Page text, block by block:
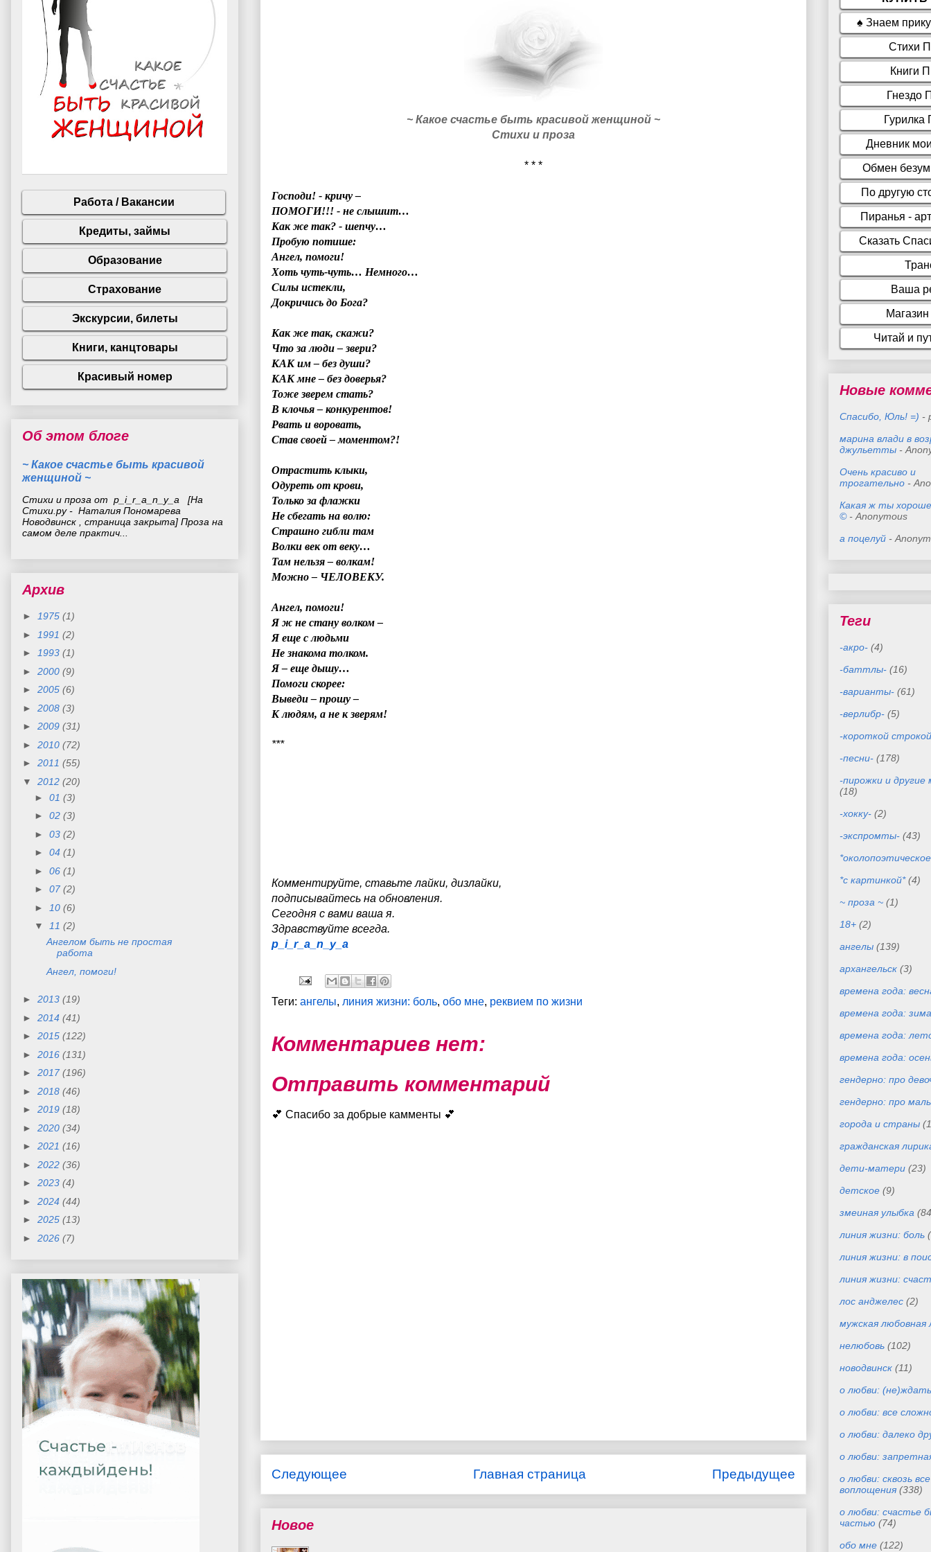
~ Какое счастье быть красивой женщиной ~
Стихи и проза
* * *
Господи! - кричу –
ПОМОГИ!!! - не слышит…
Как же так? - шепчу…
Пробую потише:
Ангел, помоги!
Хоть чуть-чуть… Немного…
Силы истекли,
Докричись до Бога?
Как же так, скажи?
Что за люди – звери?
КАК им – без души?
КАК мне – без доверья?
Тоже зверем стать?
В клочья – конкурентов!
Рвать и воровать,
Став своей – моментом?!
Отрастить клыки,
Одуреть от крови,
Только за флажки
Не сбегать на волю:
Страшно гибли там
Волки век от веку…
Там нельзя – волкам!
Можно – ЧЕЛОВЕКУ.
Ангел, помоги!
Я ж не стану волком –
Я еще с людьми
Не знакома толком.
Я – еще дышу…
Помоги скорее:
Выведи – прошу –
К людям, а не к зверям!
***
Комментируйте, ставьте лайки, дизлайки,
подписывайтесь на обновления.
Сегодня с вами ваша я.
Здравствуйте всегда.
p_i_r_a_n_y_a
Теги: ангелы, линия жизни: боль, обо мне, реквием по жизни
Комментариев нет:
Отправить комментарий
💕 Спасибо за добрые камменты 💕
Следующее Предыдущее
Главная страница
Новое
Об этом блоге
~ Какое счастье быть красивой
женщиной ~
Стихи и проза от p_i_r_a_n_y_a [На
Стихи.ру - Наталия Пономарева
Новодвинск , страница закрыта] Проза на
самом деле практич...
Архив
► 1975 (1)
►
1991 (2)
►
1993 (1)
► 2000 (9)
► 2005 (6)
► 2008 (3)
► 2009 (31)
► 2010 (72)
► 2011 (55)
▼ 2012 (20)
► 01 (3)
► 02 (3)
► 03 (2)
► 04 (1)
► 06 (1)
► 07 (2)
►
10 (6)
▼
11 (2)
Ангелом быть не простая
работа
Ангел, помоги!
► 2013 (19)
► 2014 (41)
► 2015 (122)
► 2016 (131)
► 2017 (196)
► 2018 (46)
► 2019 (18)
► 2020 (34)
► 2021 (16)
► 2022 (36)
► 2023 (4)
► 2024 (44)
► 2025 (13)
► 2026 (7)
Новые
Спасибо, Юль! =) -
марина влади в
джульетты -
Очень красиво и
трогательно -
Какая ж ты
©- Anonymous
а поцелуй -
Теги
-акро- (4)
-баттлы- (16)
-варианты- (61)
-верлибр- (5)
-короткой
-песни- (178)
-пирожки и
(18)
-хокку- (2)
-экспромты- (43)
*с картинкой* (4)
~ проза ~ (1)
18+ (2)
ангелы (139)
архангельск (3)
времена года:
времена года: зима
времена года:
времена года:
гендерно: про
гендерно: про
города и страны
гражданская
дети-матери (23)
детское (9)
змеиная улыбка
линия жизни: боль
линия жизни: в
линия жизни:
лос анджелес (2)
мужская любовная
нелюбовь (102)
новодвинск (11)
о любви:
о любви: все
о любви: далеко
о любви:
о любви: сквозь
воплощения (338)
о любви: счастье
частью (74)
обо мне (122)